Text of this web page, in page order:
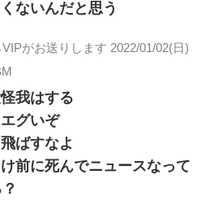
ないんだと思う
がお送りします 2022/01/02(日)
我はする
グいぞ
ばすなよ
前に死んでニュースなって